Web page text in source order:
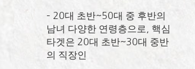
– 20대 초반~50대 중 후반의
남녀 다양한 연령층으로, 핵심
타겟은 20대 초반~30대 중반
의 직장인